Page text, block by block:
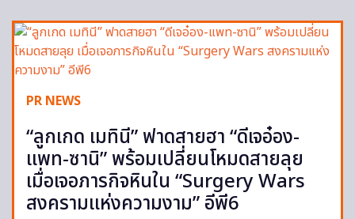
PR NEWS
“ลูกเกด เมทินี” ฟาดสายฮา “ดีเจอ๋อง-
แพท-ซานิ” พร้อมเปลี่ยนโหมดสายลุย
เมื่อเจอภารกิจหินใน “Surgery Wars
สงครามแห่งความงาม” อีพี6